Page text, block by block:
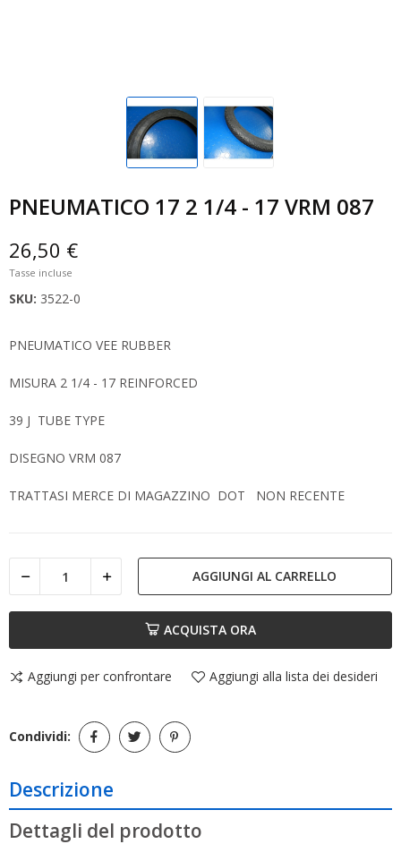
PNEUMATICO 17 2 1/4 - 17 VRM 087
26,50 €
Tasse incluse
SKU: 3522-0
PNEUMATICO VEE RUBBER
MISURA 2 1/4 - 17 REINFORCED
39 J TUBE TYPE
DISEGNO VRM 087
TRATTASI MERCE DI MAGAZZINO DOT NON RECENTE
AGGIUNGI AL CARRELLO
ACQUISTA ORA
Aggiungi per confrontare Aggiungi alla lista dei desideri
Condividi:
Descrizione
Dettagli del prodotto